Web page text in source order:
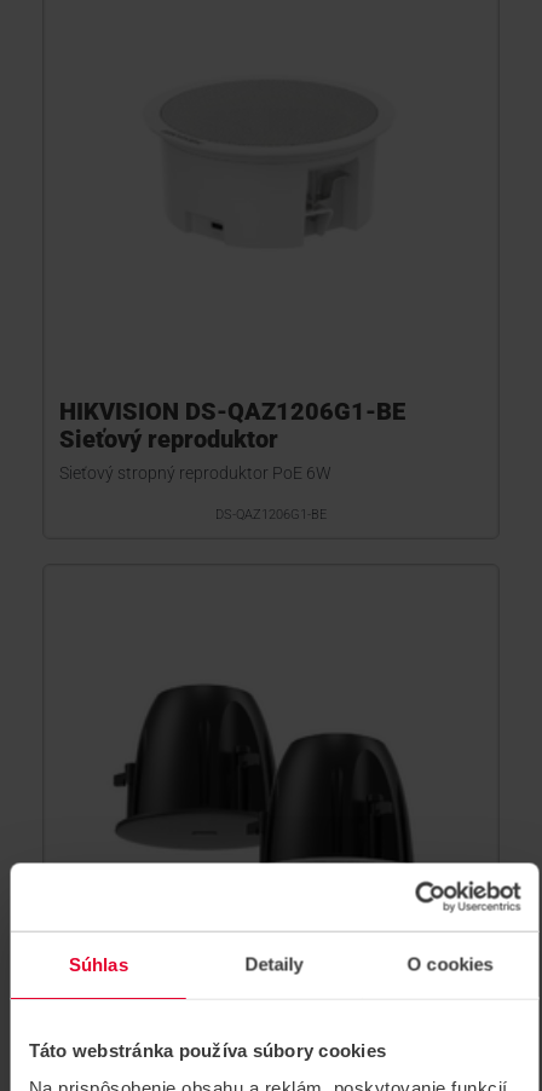
Súhlas Detaily O cookies
Táto webstránka používa súbory cookies
HIKVISION DS-QAZ1206G1-BE
Sieťový reproduktor
Sieťový stropný reproduktor PoE 6W
DS-QAZ1206G1-BE
HIKVISION DS-QAZ1610G1-
BE/BLACK Sieťový reproduktor